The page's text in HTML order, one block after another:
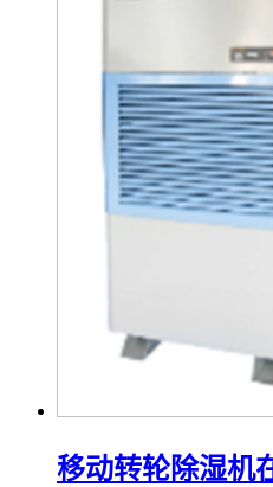
移动转轮除湿机